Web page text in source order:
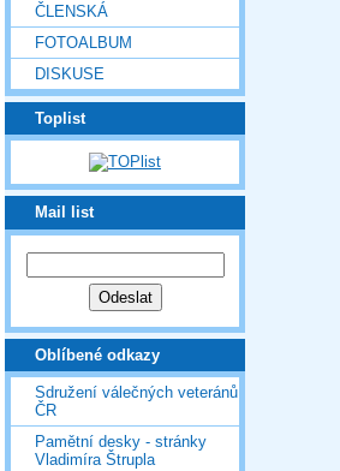
ČLENSKÁ
FOTOALBUM
DISKUSE
Toplist
Mail list
Oblíbené odkazy
Sdružení válečných veteránů
ČR
Pamětní desky - stránky
Vladimíra Štrupla